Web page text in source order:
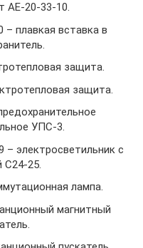
АЕ-20-33-10.
– плавкая вставка в
защита.
защита.
УПС-3.
электросветильник с
С24-25.
лампа.
магнитный